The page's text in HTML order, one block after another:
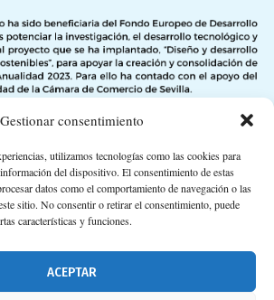
Gestionar consentimiento
utilizamos tecnologías como las cookies para
del dispositivo. El consentimiento de estas
datos como el comportamiento de navegación o las
sitio. No consentir o retirar el consentimiento, puede
características y funciones.
ACEPTAR